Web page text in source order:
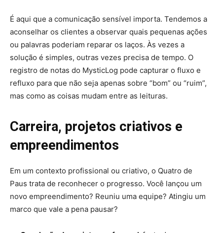
É aqui que a comunicação sensível importa. Tendemos a
aconselhar os clientes a observar quais pequenas ações
ou palavras poderiam reparar os laços. Às vezes a
solução é simples, outras vezes precisa de tempo. O
registro de notas do MysticLog pode capturar o fluxo e
refluxo para que não seja apenas sobre “bom” ou “ruim”,
mas como as coisas mudam entre as leituras.
Carreira, projetos criativos e
empreendimentos
Em um contexto profissional ou criativo, o Quatro de
Paus trata de reconhecer o progresso. Você lançou um
novo empreendimento? Reuniu uma equipe? Atingiu um
marco que vale a pena pausar?